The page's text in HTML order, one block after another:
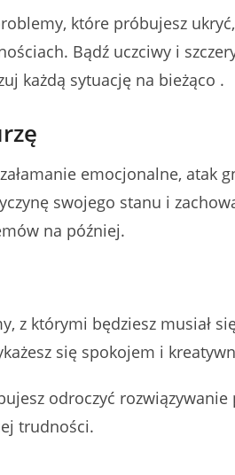
które próbujesz
Bądź uczciwy i
każdą sytuację na bieżąco .
emocjonalne, atak
swojego stanu i
na później.
z którymi będziesz musiał
się spokojem i
odroczyć
trudności.